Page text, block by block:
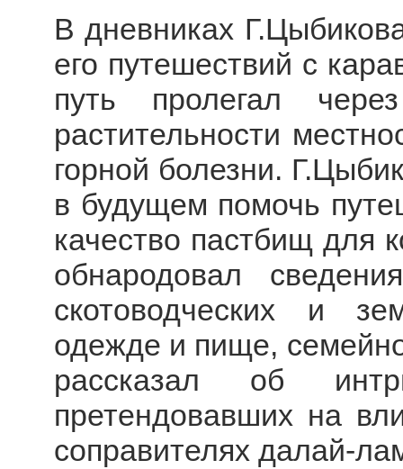
В дневниках
его путешествий с
путь пролегал
растительности
горной болезни.
в будущем помочь
качество пастбищ для
обнародовал
скотоводческих и
одежде и пище,
рассказал об
претендовавших на
соправителях далай-